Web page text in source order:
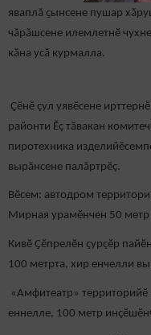
яваплӑ ҫынсене пушар
чăрăшсене илемлетнӗ
кӑна усӑ курмалла.
Çӗнӗ çул уявӗсене
районти Ӗç тӑвакан
пиротехника
вырӑнсене палӑртрӗç.
Вӗсем: автодром
Мирная урамӗнчен 50
Кивӗ Ҫӗпрелӗн ҫурҫӗр
100 метрта, хир енчелли
«Амфитеатр»
еннелле, 100 метр